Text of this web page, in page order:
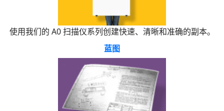
使用我们的 A0 扫描仪系列创建快速、清晰和准确的副本。
蓝图